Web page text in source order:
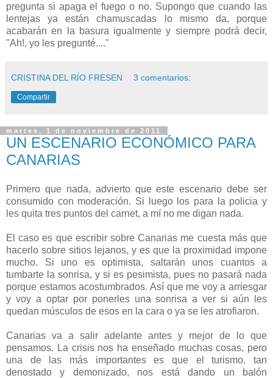
pregunta si apaga el fuego o no. Supongo que cuando las
lentejas ya están chamuscadas lo mismo da, porque
acabarán en la basura igualmente y siempre podrá decir,
"Ah!, yo les pregunté...."
CRISTINA DEL RÍO FRESEN 3 comentarios:
Compartir
martes, 1 de noviembre de 2011
UN ESCENARIO ECONÓMICO PARA
CANARIAS
Primero que nada, advierto que este escenario debe ser
consumido con moderación. Si luego los para la policia y
les quita tres puntos del carnet, a mí no me digan nada.
El caso es que escribir sobre Canarias me cuesta más que
hacerlo sobre sitios lejanos, y es que la proximidad impone
mucho. Si uno es optimista, saltarán unos cuantos a
tumbarte la sonrisa, y si es pesimista, pues no pasará nada
porque estamos acostumbrados. Así que me voy a arriesgar
y voy a optar por ponerles una sonrisa a ver si aún les
quedan músculos de esos en la cara o ya se les atrofiaron.
Canarias va a salir adelante antes y mejor de lo que
pensamos. La crisis nos ha enseñado muchas cosas, pero
una de las más importantes es que el turismo, tan
denostado y demonizado, nos está dando un balón